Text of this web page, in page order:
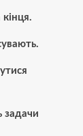
задачи